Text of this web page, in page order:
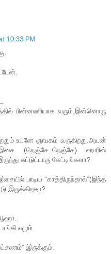
10:33 PM
பின்னணியாக வரும்.இன்னொரு
உடனே ஞாபகம் வருகிறது.அயன்
(நெஞ்சே..நெஞ்சே) ஹாரிஸ்
சுட்டுட்டாரு கேட்டிங்களா?
பாடிய “காத்திருந்தால்”(இந்த
இருக்கிறதா?
எழும்.
இருக்கும்.